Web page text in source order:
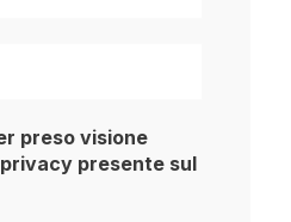
preso visione
presente sul